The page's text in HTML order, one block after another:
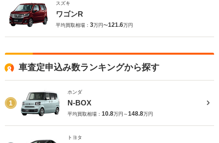
スズキ
ワゴンR
平均買取相場： 3万円〜121.6万円
車査定申込み数ランキングから探す
1
ホンダ
N-BOX
平均買取相場： 10.8万円～148.8万円
トヨタ